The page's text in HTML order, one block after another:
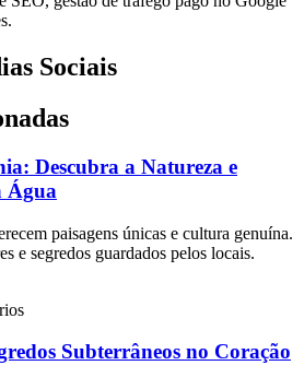
Sociais
Descubra a Natureza e
Água
paisagens únicas e cultura genuína.
e segredos guardados pelos locais.
Subterrâneos no Coração